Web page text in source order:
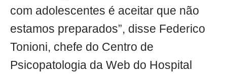
com adolescentes é aceitar que não
estamos preparados”, disse Federico
Tonioni, chefe do Centro de
Psicopatologia da Web do Hospital